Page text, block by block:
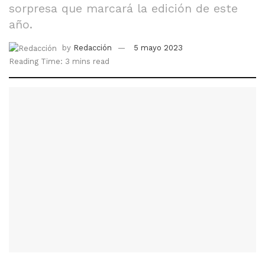
sorpresa que marcará la edición de este
año.
by Redacción
5 mayo 2023
Reading Time: 3 mins read